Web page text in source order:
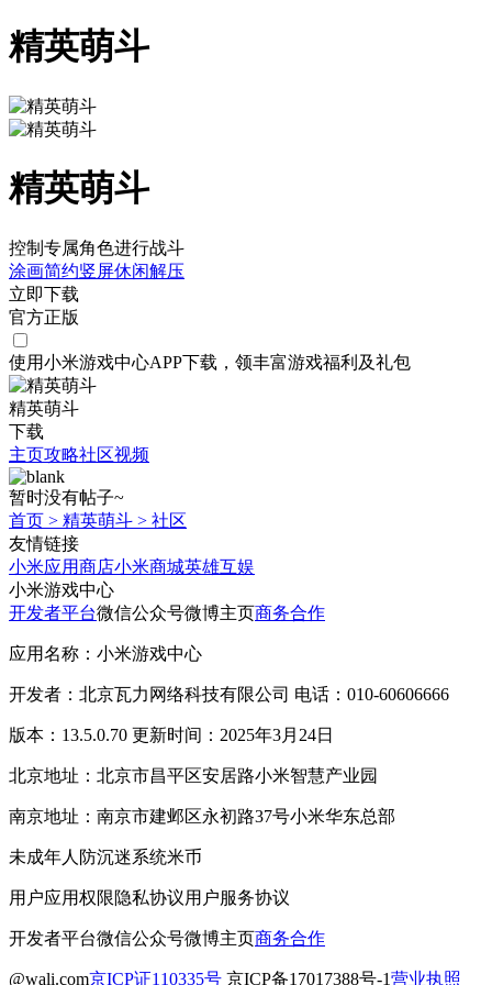
精英萌斗
精英萌斗
控制专属角色进行战斗
涂画简约竖屏休闲解压
立即下载
官方正版
使用小米游戏中心APP下载 ，领丰富游戏福利 及礼包
精英萌斗
下载
主页攻略社区视频
暂时没有帖子~
首页 > 精英萌斗 > 社区
友情链接
小米应用商店小米商城英雄互娱
小米游戏中心
开发者平台微信公众号微博主页商务合作
应用名称：小米游戏中心
开发者：北京瓦力网络科技有限公司 电话：010-60606666
版本：13.5.0.70 更新时间：2025年3月24日
北京地址：北京市昌平区安居路小米智慧产业园
南京地址：南京市建邺区永初路37号小米华东总部
未成年人防沉迷系统米币
用户应用权限隐私协议用户服务协议
开发者平台微信公众号微博主页商务合作
@wali.com京ICP证110335号 京ICP备17017388号-1营业执照